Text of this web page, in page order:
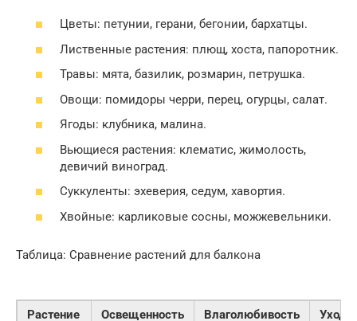
Цветы: петунии, герани, бегонии, бархатцы.
Лиственные растения: плющ, хоста, папоротник.
Травы: мята, базилик, розмарин, петрушка.
Овощи: помидоры черри, перец, огурцы, салат.
Ягоды: клубника, малина.
Вьющиеся растения: клематис, жимолость,
девичий виноград.
Суккуленты: эхеверия, седум, хавортия.
Хвойные: карликовые сосны, можжевельники.
Таблица: Сравнение растений для балкона
Растение Освещенность Влаголюбивость Уход